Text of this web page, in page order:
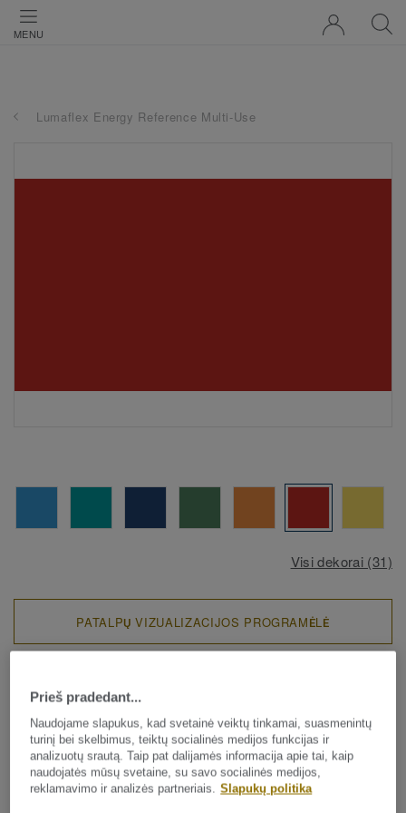
MENU
Lumaflex Energy Reference Multi-Use
Visi dekorai (31)
PATALPŲ VIZUALIZACIJOS PROGRAMĖLĖ
Lumaflex Energy Reference
Multi-Use - Uni TONIC RED
UNI 325
Prieš pradedant...
Naudojame slapukus, kad svetainė veiktų tinkamai, suasmenintų
turinį bei skelbimus, teiktų socialinės medijos funkcijas ir
analizuotų srautą. Taip pat dalijamės informacija apie tai, kaip
naudojatės mūsų svetaine, su savo socialinės medijos,
reklamavimo ir analizės partneriais. Slapukų politika